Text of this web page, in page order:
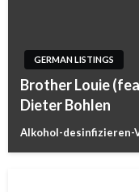
GERMAN LISTINGS
Brother Louie
Dieter Bohlen
Alkohol-desinfizieren-